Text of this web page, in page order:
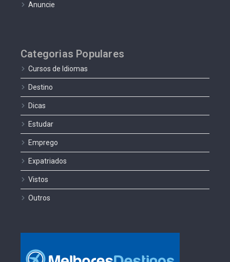
Anuncie
Categorias Populares
Cursos de Idiomas
Destino
Dicas
Estudar
Emprego
Expatriados
Vistos
Outros